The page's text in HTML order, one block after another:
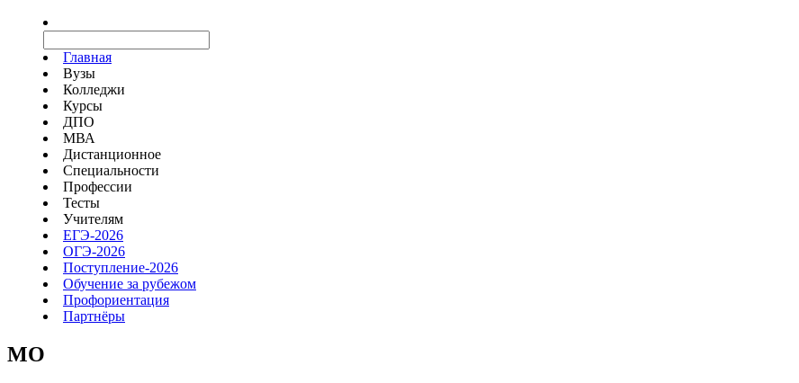
Главная
Вузы
Колледжи
Курсы
ДПО
МВА
Дистанционное
Специальности
Профессии
Тесты
Учителям
ЕГЭ-2026
ОГЭ-2026
Поступление-2026
Обучение за рубежом
Профориентация
Партнёры
MO